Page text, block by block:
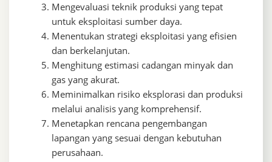
Mengevaluasi teknik produksi yang tepat
untuk eksploitasi sumber daya.
Menentukan strategi eksploitasi yang efisien
dan berkelanjutan.
Menghitung estimasi cadangan minyak dan
gas yang akurat.
Meminimalkan risiko eksplorasi dan produksi
melalui analisis yang komprehensif.
Menetapkan rencana pengembangan
lapangan yang sesuai dengan kebutuhan
perusahaan.